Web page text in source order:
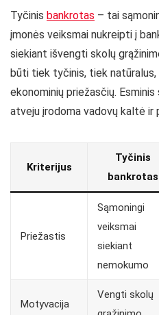
Tyčinis bankrotas – tai
įmonės veiksmai nukreipti į
siekiant išvengti skolų
būti tiek tyčinis, tiek
ekonominių priežasčių.
atveju įrodoma vadovų kaltė ir
Kriterijus
Tyčinis
bankrotas
Priežastis
Sąmoningi
veiksmai
siekiant
nemokumo
Motyvacija
Vengti skolų